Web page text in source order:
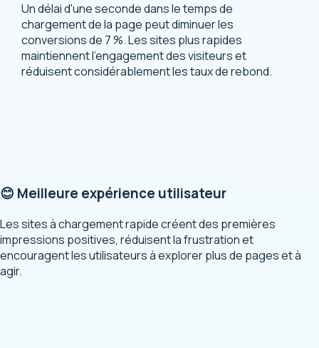
Un délai d'une seconde dans le temps de
chargement de la page peut diminuer les
conversions de 7 %. Les sites plus rapides
maintiennent l’engagement des visiteurs et
réduisent considérablement les taux de rebond.
😊 Meilleure expérience utilisateur
Les sites à chargement rapide créent des premières
impressions positives, réduisent la frustration et
encouragent les utilisateurs à explorer plus de pages et à
agir.